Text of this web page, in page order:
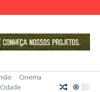
Cinema
Cidade